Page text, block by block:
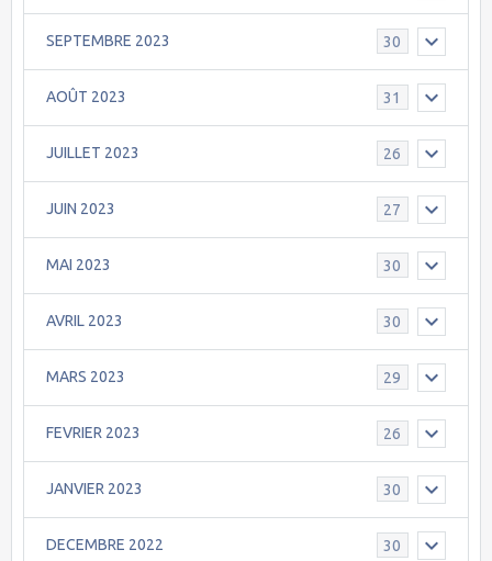
SEPTEMBRE 2023 30
AOÛT 2023 31
JUILLET 2023 26
JUIN 2023 27
MAI 2023 30
AVRIL 2023 30
MARS 2023 29
FEVRIER 2023 26
JANVIER 2023 30
DECEMBRE 2022 30